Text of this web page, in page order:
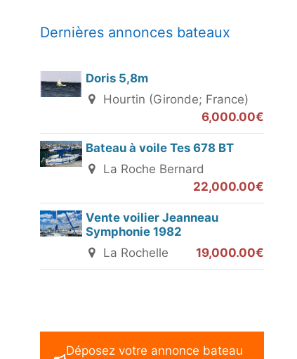
Dernières annonces bateaux
Doris 5,8m
Hourtin (Gironde; France)
6,000.00€
Bateau à voile Tes 678 BT
La Roche Bernard
22,000.00€
Vente voilier Jeanneau
Symphonie 1982
La Rochelle
19,000.00€
Déposez votre annonce bateau